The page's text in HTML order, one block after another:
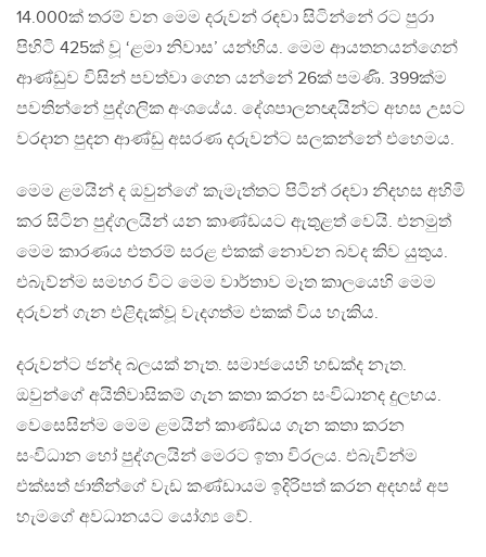
14.000ක් තරම් වන මෙම දරුවන් රඳවා සිටින්නේ රට පුරා
පිහිටි 425ක් වූ ‘ළමා නිවාස’ යන්හිය. මෙම ආයතනයන්ගෙන්
ආණ්ඩුව විසින් පවත්වා ගෙන යන්නේ 26ක් පමණි. 399ක්ම
පවතින්නේ පුද්ගලික අංශයේය. දේශපාලනඥයින්ට අහස උසට
වරදාන පුදන ආණ්ඩු අසරණ දරුවන්ට සලකන්නේ එහෙමය.
මෙම ළමයින් ද ඔවුන්ගේ කැමැත්තට පිටින් රඳවා නිදහස අහිමි
කර සිටින පුද්ගලයින් යන කාණ්ඩයට ඇතුළත් වෙයි. එනමුත්
මෙම කාරණය එතරම් සරළ එකක් නොවන බවද කිව යුතුය.
එබැව්න්ම සමහර විට මෙම වාර්තාව මෑත කාලයෙහි මෙම
දරුවන් ගැන එළිදැක්වූ වැදගත්ම එකක් විය හැකිය.
දරුවන්ට ජන්ද බලයක් නැත. සමාජයෙහි හඬක්ද නැත.
ඔවුන්ගේ අයිතිවාසිකම් ගැන කතා කරන සංවිධානද දුලභය.
වෙසෙසින්ම මෙම ළමයින් කාණ්ඩය ගැන කතා කරන
සංවිධාන හෝ පුද්ගලයින් මෙරට ඉතා විරලය. එබැවින්ම
එක්සත් ජාතීන්ගේ වැඩ කණ්ඩායම ඉදිරිපත් කරන අදහස් අප
හැමගේ අවධානයට යෝග්‍ය වේ.